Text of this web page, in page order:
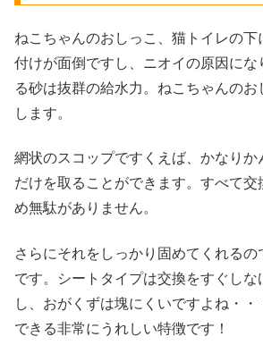
ねこちゃんのおしっこ、猫トイレの
付けが面倒ですし、ニオイの原因にな
る砂は抜群の給水力。ねこちゃんのお
します。
網状のスコップですくえば、かなりか
だけを取ることができます。すべて交
め無駄がありません。
さらにそれをしっかり固めてくれる
です。シートタイプは交換をすぐしな
し、おがくずは塊にくいですよね・
できる非常にうれしい特徴です！